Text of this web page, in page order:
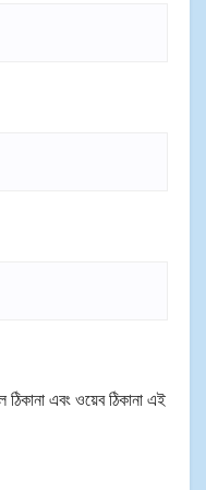
এবং ওয়েব ঠিকানা এই